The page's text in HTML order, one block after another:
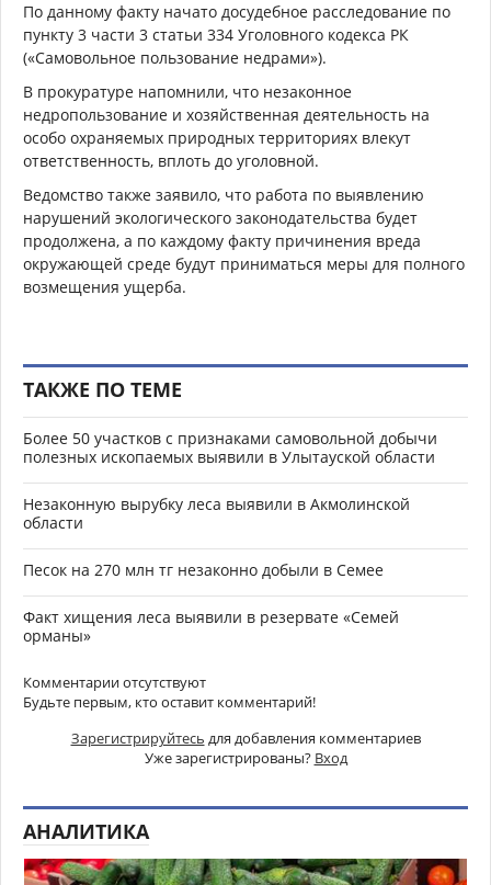
По данному факту начато досудебное расследование по
пункту 3 части 3 статьи 334 Уголовного кодекса РК
(«Самовольное пользование недрами»).
В прокуратуре напомнили, что незаконное
недропользование и хозяйственная деятельность на
особо охраняемых природных территориях влекут
ответственность, вплоть до уголовной.
Ведомство также заявило, что работа по выявлению
нарушений экологического законодательства будет
продолжена, а по каждому факту причинения вреда
окружающей среде будут приниматься меры для полного
возмещения ущерба.
ТАКЖЕ ПО ТЕМЕ
Более 50 участков с признаками самовольной добычи
полезных ископаемых выявили в Улытауской области
Незаконную вырубку леса выявили в Акмолинской
области
Песок на 270 млн тг незаконно добыли в Семее
Факт хищения леса выявили в резервате «Семей
орманы»
Комментарии отсутствуют
Будьте первым, кто оставит комментарий!
Зарегистрируйтесь для добавления комментариев
Уже зарегистрированы? Вход
АНАЛИТИКА